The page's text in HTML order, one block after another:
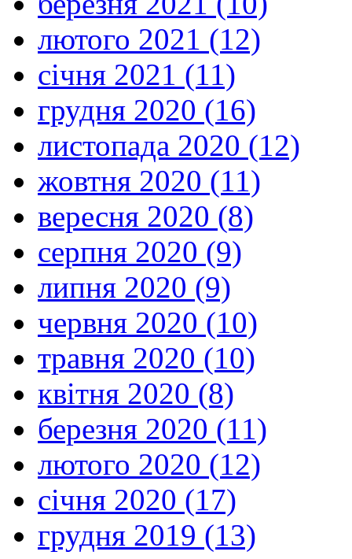
лютого 2021 (12)
січня 2021 (11)
грудня 2020 (16)
листопада 2020 (12)
жовтня 2020 (11)
вересня 2020 (8)
серпня 2020 (9)
липня 2020 (9)
червня 2020 (10)
травня 2020 (10)
квітня 2020 (8)
березня 2020 (11)
лютого 2020 (12)
січня 2020 (17)
грудня 2019 (13)